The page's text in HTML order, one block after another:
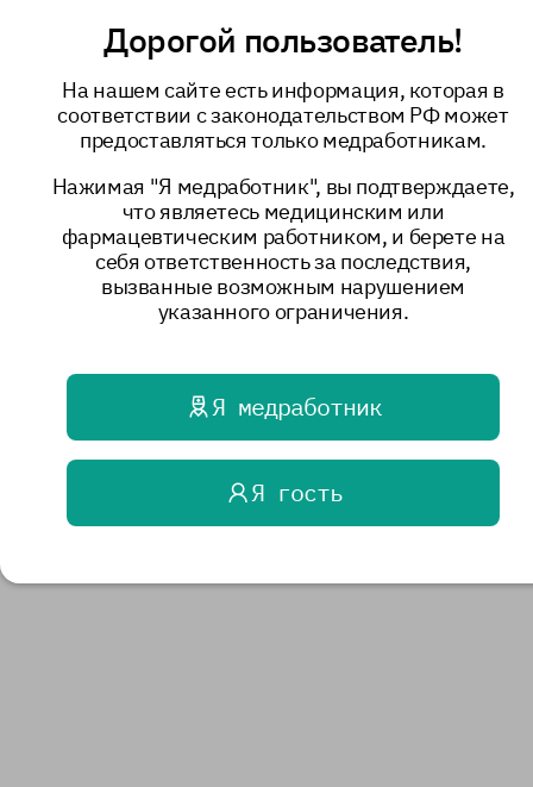
Дорогой пользователь!
На нашем сайте есть информация, которая в
соответствии с законодательством РФ может
предоставляться только медработникам.
Нажимая "Я медработник", вы подтверждаете,
что являетесь медицинским или
фармацевтическим работником, и берете на
себя ответственность за последствия,
вызванные возможным нарушением
указанного ограничения.
Я медработник
Я гость